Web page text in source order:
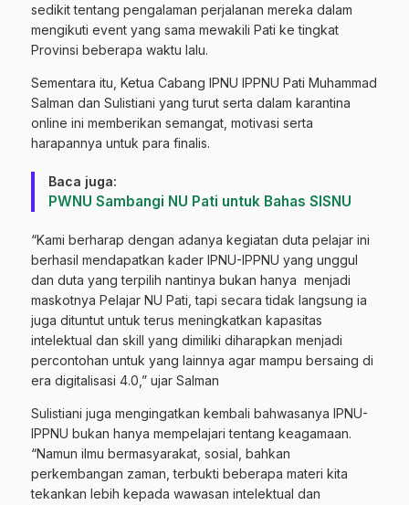
sedikit tentang pengalaman perjalanan mereka dalam
mengikuti event yang sama mewakili Pati ke tingkat
Provinsi beberapa waktu lalu.
Sementara itu, Ketua Cabang IPNU IPPNU Pati Muhammad
Salman dan Sulistiani yang turut serta dalam karantina
online ini memberikan semangat, motivasi serta
harapannya untuk para finalis.
Baca juga:
PWNU Sambangi NU Pati untuk Bahas SISNU
“Kami berharap dengan adanya kegiatan duta pelajar ini
berhasil mendapatkan kader IPNU-IPPNU yang unggul
dan duta yang terpilih nantinya bukan hanya menjadi
maskotnya Pelajar NU Pati, tapi secara tidak langsung ia
juga dituntut untuk terus meningkatkan kapasitas
intelektual dan skill yang dimiliki diharapkan menjadi
percontohan untuk yang lainnya agar mampu bersaing di
era digitalisasi 4.0,” ujar Salman
Sulistiani juga mengingatkan kembali bahwasanya IPNU-
IPPNU bukan hanya mempelajari tentang keagamaan.
“Namun ilmu bermasyarakat, sosial, bahkan
perkembangan zaman, terbukti beberapa materi kita
tekankan lebih kepada wawasan intelektual dan